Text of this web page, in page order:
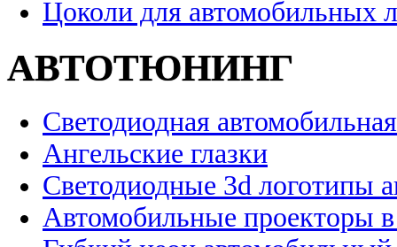
Цоколи для автомобильных
АВТОТЮНИНГ
Светодиодная
Ангельские глазки
Светодиодные 3d логотипы
Автомобильные проекторы